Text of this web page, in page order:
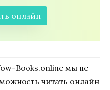
онлайн
Books.online мы не
читать онлайн